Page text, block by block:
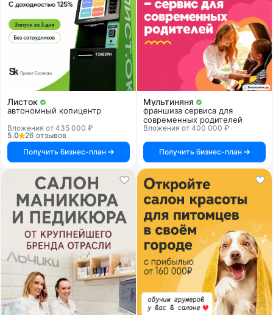
Листок
автономный копицентр
Вложения от 435 000 ₽
5.0
26 отзывов
Получить бизнес-план
Мультиняня
франшиза сервиса для
современных родителей
Вложения от 400 000 ₽
Получить бизнес-план